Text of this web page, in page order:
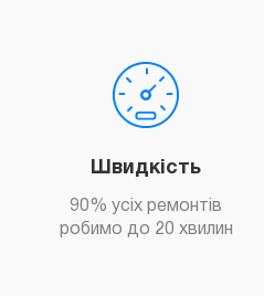
Швидкість
90% усіх ремонтів
робимо до 20 хвилин